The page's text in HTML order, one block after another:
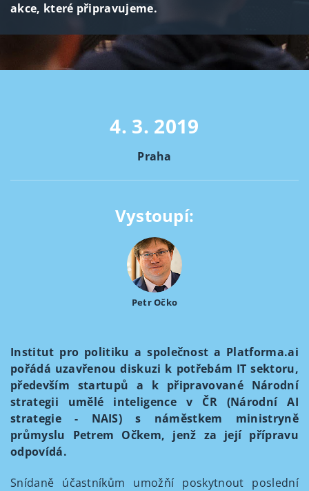
akce, které připravujeme.
4. 3. 2019
Praha
Vystoupí:
Petr Očko
Institut pro politiku a společnost a Platforma.ai
pořádá uzavřenou diskuzi k potřebám IT sektoru,
především startupů a k připravované Národní
strategii umělé inteligence v ČR (Národní AI
strategie - NAIS) s náměstkem ministryně
průmyslu Petrem Očkem, jenž za její přípravu
odpovídá.
Snídaně účastníkům umožňí poskytnout poslední